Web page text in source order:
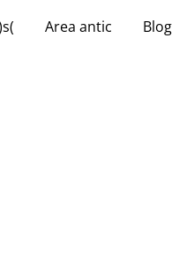
Area antic Blog